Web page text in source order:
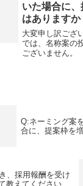
いた場合に
はありますか
大変申し訳ござ
では、名称案の
ございません。
Q:ネーミング案
合に、提案枠を
、採用報酬を受け
教えてください